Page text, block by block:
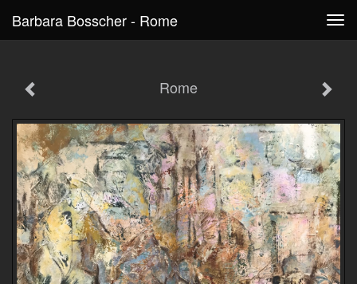
Barbara Bosscher - Rome
Rome